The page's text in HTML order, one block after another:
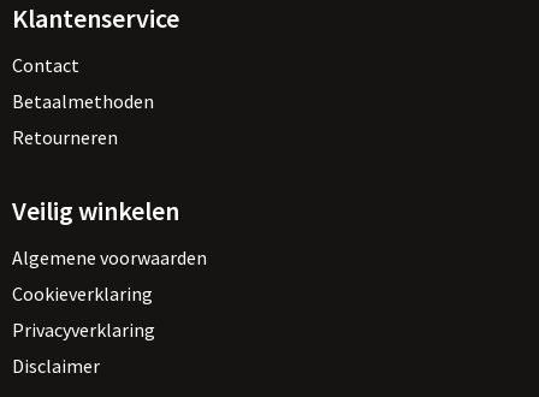
Klantenservice
Contact
Betaalmethoden
Retourneren
Veilig winkelen
Algemene voorwaarden
Cookieverklaring
Privacyverklaring
Disclaimer